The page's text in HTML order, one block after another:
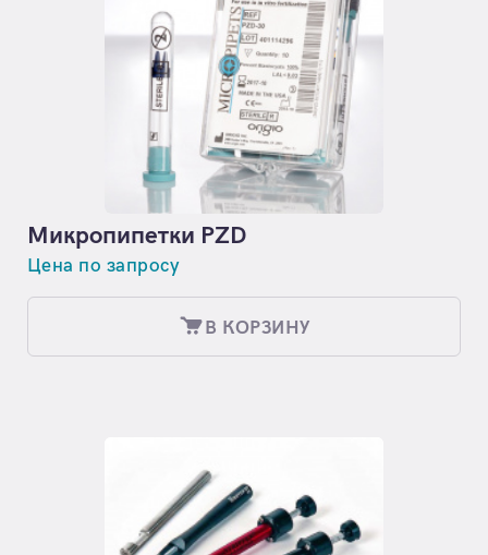
Микропипетки PZD
Цена по запросу
В КОРЗИНУ